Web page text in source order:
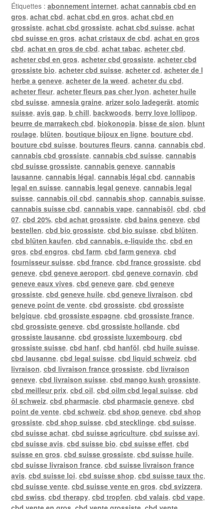
Étiquettes : abonnement internet, achat cannabis cbd en
gros, achat cbd, achat cbd en gros, achat cbd en
grossiste, achat cbd grossiste, achat cbd suisse, achat
cbd suisse en gros, achat cristaux de cbd, achat en gros
cbd, achat en gros de cbd, achat tabac, acheter cbd,
acheter cbd en gros, acheter cbd grossiste, acheter cbd
grossiste bio, acheter cbd suisse, acheter cd, acheter de l
herbe a geneve, acheter de la weed, acheter du cbd,
acheter fleur, acheter fleurs pas cher lyon, acheter huile
cbd suisse, amnesia graine, arizer solo ladegerät, atomic
suisse, avis gap, b chill, backwoods, berry love lollipop,
beurre de marrakech cbd, biokonopia, bisse de sion, blunt
roulage, blüten, boutique bijoux en ligne, bouture cbd,
bouture cbd suisse, boutures fleurs, canna, cannabis cbd,
cannabis cbd grossiste, cannabis cbd suisse, cannabis
cbd suisse grossiste, cannabis geneve, cannabis
lausanne, cannabis légal, cannabis légal cbd, cannabis
legal en suisse, cannabis legal geneve, cannabis legal
suisse, cannabis oil cbd, cannabis shop, cannabis suisse,
cannabis suisse cbd, cannabis vape, cannabisöl, cbd, cbd
07, cbd 20%, cbd achat grossiste, cbd bains geneve, cbd
bestellen, cbd bio grossiste, cbd bio suisse, cbd blüten,
cbd blüten kaufen, cbd cannabis. e-liquide thc, cbd en
gros, cbd engros, cbd farm, cbd farm geneva, cbd
fournisseur suisse, cbd france, cbd france grossiste, cbd
geneve, cbd geneve aeroport, cbd geneve cornavin, cbd
geneve eaux vives, cbd geneve gare, cbd geneve
grossiste, cbd geneve huile, cbd geneve livraison, cbd
geneve point de vente, cbd grossiste, cbd grossiste
belgique, cbd grossiste espagne, cbd grossiste france,
cbd grossiste geneve, cbd grossiste hollande, cbd
grossiste lausanne, cbd grossiste luxembourg, cbd
grossiste suisse, cbd hanf, cbd hanföl, cbd huile suisse,
cbd lausanne, cbd legal suisse, cbd liquid schweiz, cbd
livraison, cbd livraison france grossiste, cbd livraison
geneve, cbd livraison suisse, cbd mango kush grossiste,
cbd meilleur prix, cbd oil, cbd oilm cbd legal suisse, cbd
öl schweiz, cbd pharmacie, cbd pharmacie geneve, cbd
point de vente, cbd schweiz, cbd shop geneve, cbd shop
grossiste, cbd shop suisse, cbd stecklinge, cbd suisse,
cbd suisse achat, cbd suisse agriculture, cbd suisse avi,
cbd suisse avis, cbd suisse bio, cbd suisse effet, cbd
suisse en gros, cbd suisse grossiste, cbd suisse huile,
cbd suisse livraison france, cbd suisse livraison france
avis, cbd suisse loi, cbd suisse shop, cbd suisse taux thc,
cbd suisse vente, cbd suisse vente en gros, cbd svizzera,
cbd swiss, cbd therapy, cbd tropfen, cbd valais, cbd vape,